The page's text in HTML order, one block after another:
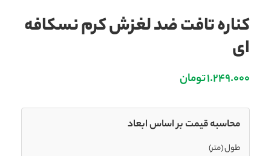
کناره تافت ضد لغزش کرم نسکافه
ای
1.249.000تومان
محاسبه قیمت بر اساس ابعاد
طول (متر)